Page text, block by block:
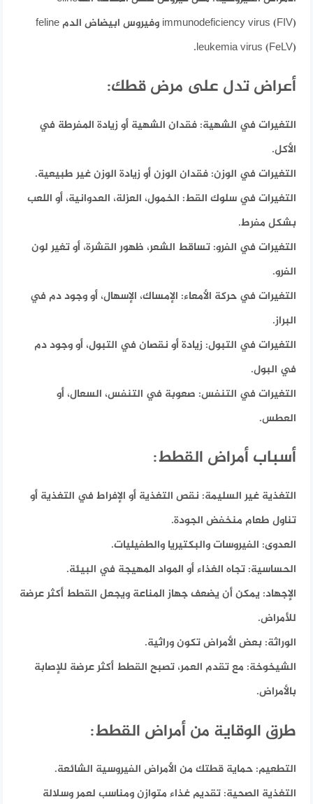
immunodeficiency virus (FIV) وفيروس ابيضاض الدم feline
leukemia virus (FeLV).
أعراض تدل على مرض قطك:
التغيرات في الشهية: فقدان الشهية أو زيادة المفرطة في
الأكل.
التغيرات في الوزن: فقدان الوزن أو زيادة الوزن غير طبيعية.
التغيرات في سلوك القط: الخمول، العزلة، العدوانية، أو اللعب
بشكل مفرط.
التغيرات في الفرو: تساقط الشعر، ظهور القشرة، أو تغير لون
الفرو.
التغيرات في حركة الأمعاء: الإمساك، الإسهال، أو وجود دم في
البراز.
التغيرات في التبول: زيادة أو نقصان في التبول، أو وجود دم
في البول.
التغيرات في التنفس: صعوبة في التنفس، السعال، أو
العطس.
أسباب أمراض القطط:
التغذية غير السليمة: نقص التغذية أو الإفراط في التغذية أو
تناول طعام منخفض الجودة.
العدوى: الفيروسات والبكتيريا والطفيليات.
الحساسية: تجاه الغذاء أو المواد المهيجة في البيئة.
الإجهاد: يمكن أن يضعف جهاز المناعة ويجعل القطط أكثر عرضة
للأمراض.
الوراثة: بعض الأمراض تكون وراثية.
الشيخوخة: مع تقدم العمر، تصبح القطط أكثر عرضة للإصابة
بالأمراض.
طرق الوقاية من أمراض القطط:
التطعيم: حماية قطتك من الأمراض الفيروسية الشائعة.
التغذية الصحية: تقديم غذاء متوازن ومناسب لعمر وسلالة